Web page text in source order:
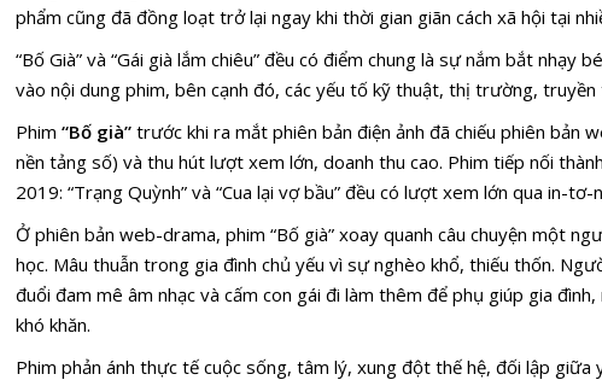
phẩm cũng đã đồng loạt trở lại ngay khi thời gian giãn cách xã hội tại
“Bố Già” và “Gái già lắm chiêu” đều có điểm chung là sự nắm bắt nhạy
vào nội dung phim, bên cạnh đó, các yếu tố kỹ thuật, thị trường,
Phim “Bố già” trước khi ra mắt phiên bản điện ảnh đã chiếu phiên bản
nền tảng số) và thu hút lượt xem lớn, doanh thu cao. Phim tiếp nối
2019: “Trạng Quỳnh” và “Cua lại vợ bầu” đều có lượt xem lớn qua in-tơ-
Ở phiên bản web-drama, phim “Bố già” xoay quanh câu chuyện một
học. Mâu thuẫn trong gia đình chủ yếu vì sự nghèo khổ, thiếu thốn.
đuổi đam mê âm nhạc và cấm con gái đi làm thêm để phụ giúp gia
khó khăn.
Phim phản ánh thực tế cuộc sống, tâm lý, xung đột thế hệ, đối lập